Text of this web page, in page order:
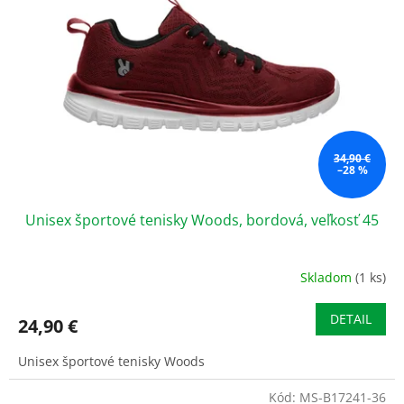
34,90 €
–28 %
Unisex športové tenisky Woods, bordová, veľkosť 45
Skladom (1 ks)
24,90 € DETAIL
Unisex športové tenisky Woods
Kód: MS-B17241-36